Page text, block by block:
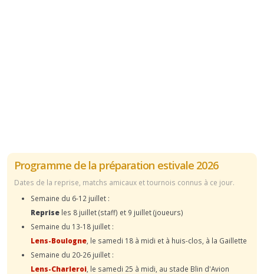
Programme de la préparation estivale 2026
Dates de la reprise, matchs amicaux et tournois connus à ce jour.
Semaine du 6-12 juillet :
Reprise les 8 juillet (staff) et 9 juillet (joueurs)
Semaine du 13-18 juillet :
Lens-Boulogne , le samedi 18 à midi et à huis-clos, à la Gaillette
Semaine du 20-26 juillet :
Lens-Charleroi , le samedi 25 à midi, au stade Blin d'Avion